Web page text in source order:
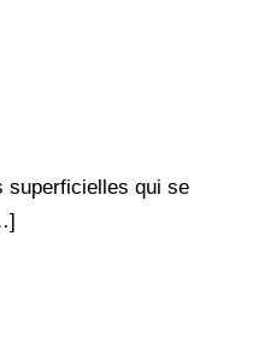
superficielles qui se